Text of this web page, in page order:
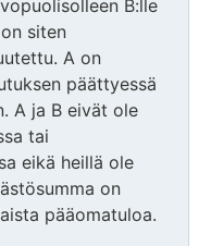
B:lle
siten
A on
päättyessä
A ja B eivät ole
tai
eikä heillä ole
on
pääomatuloa.